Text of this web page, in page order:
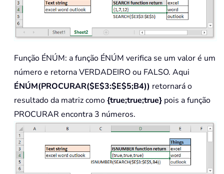
Função ÉNÚM: a função ÉNÚM verifica se um valor é um
número e retorna VERDADEIRO ou FALSO. Aqui
ÉNÚM(PROCURAR($E$3:$E$5;B4)) retornará o
resultado da matriz como{true;true;true} pois a função
PROCURAR encontra 3 números.